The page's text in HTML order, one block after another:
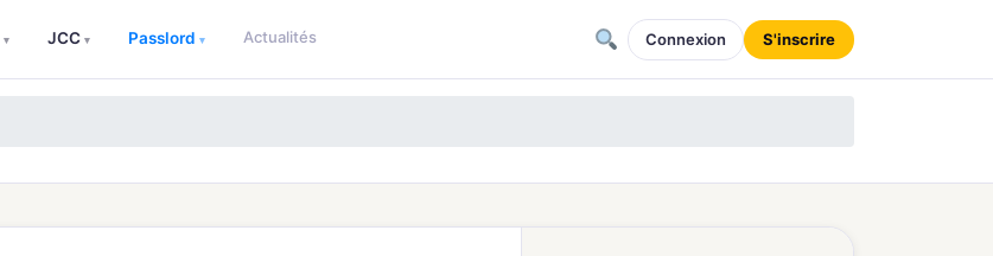
▾ JCC ▾ Passlord ▾ Actualités Connexion S'inscrire